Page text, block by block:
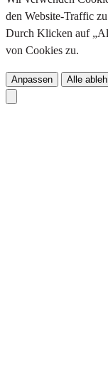
den Website-Traffic
Durch Klicken auf
von Cookies zu.
Anpassen Alle